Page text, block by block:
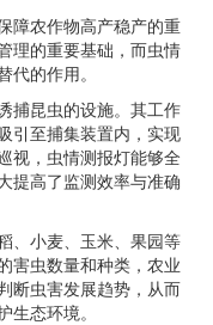
障农作物高产稳产的重
理的重要基础，而虫情
的作用。
捕昆虫的设施。其工作
引至捕集装置内，实现
视，虫情测报灯能够全
提高了监测效率与准确
、小麦、玉米、果园等
害虫数量和种类，农业
断虫害发展趋势，从而
态环境。